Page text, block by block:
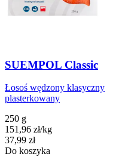
SUEMPOL Classic
Łosoś wędzony klasyczny
plasterkowany
250 g
151,96 zł/kg
Cena
37,99 zł
Do koszyka